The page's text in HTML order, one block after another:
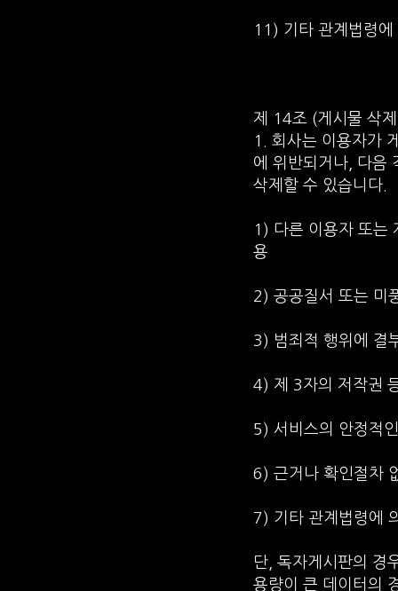
11) 기타 관계법령에
제 14조 (게시물 삭
1. 회사는 이용자가
에 위반되거나, 다음
삭제할 수 있습니다.
1) 다른 이용자 또는
용
2) 공공질서 또는 미
3) 범죄적 행위에 결
4) 제 3자의 저작권
5) 서비스의 안정적
6) 근거나 확인절차
7) 기타 관계법령에
단, 독자게시판의 경
용량이 큰 데이터의